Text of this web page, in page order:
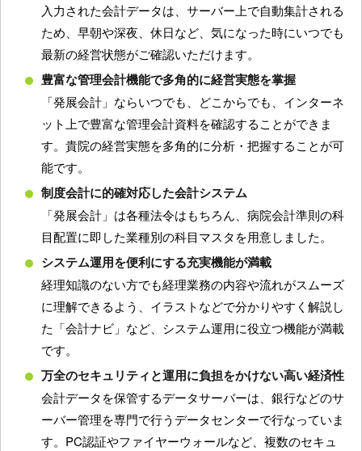
入力された会計データは、サーバー上で自動集計される
ため、早朝や深夜、休日など、気になった時にいつでも
最新の経営状態がご確認いただけます。
豊富な管理会計機能で多角的に経営実態を掌握
「発展会計」ならいつでも、どこからでも、インターネ
ット上で豊富な管理会計資料を確認することができま
す。貴院の経営実態を多角的に分析・把握することが可
能です。
制度会計に的確対応した会計システム
「発展会計」は各種法令はもちろん、病院会計準則の科
目配置に即した業種別の科目マスタを用意しました。
システム運用を便利にする充実機能が満載
経理知識のない方でも経理業務の内容や流れがスムーズ
に理解できるよう、イラストなどで分かりやすく解説し
た「会計ナビ」など、システム運用に役立つ機能が満載
です。
万全のセキュリティと運用に負担をかけない高い経済性
会計データを保管するデータサーバーは、銀行などのサ
ーバー管理を専門で行うデータセンターで行なっていま
す。PC認証やファイヤーウォールなど、複数のセキュ